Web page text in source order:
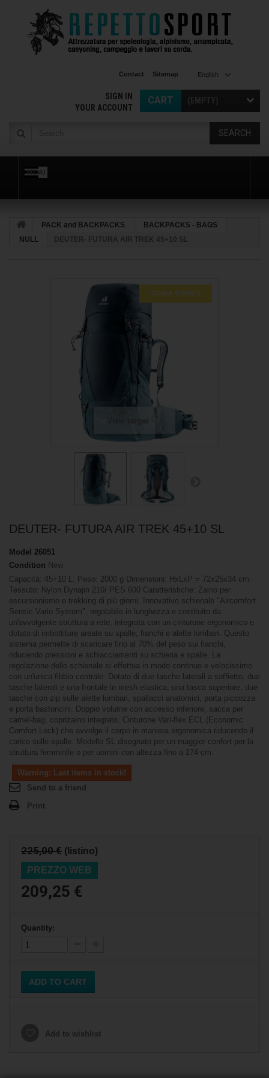
English
Contact Sitemap
CART
SIGN IN
YOUR ACCOUNT
SEARCH
MENU
PACK and BACKPACKS
BACKPACKS - BAGS
NULL
DEUTER- FUTURA AIR TREK 45+10 SL
SCALA SCONTI
DEUTER- FUTURA AIR TREK 45+10 SL
Model 26051
Condition New
Capacità: 45+10 L. Peso: 2000 g Dimensioni: HxLxP = 72x25x34 cm.
Tessuto: Nylon Dynajin 210/ PES 600 Caratteristiche: Zaino per
escursionismo e trekking di più giorni. Innovativo schienale "Aircomfort
Sensic Vario System", regolabile in lunghezza e costituito da
un'avvolgente struttura a rete, integrata con un cinturone ergonomico e
dotato di imbottiture areate su spalle, fianchi e alette lombari. Questo
sistema permette di scaricare fino al 70% del peso sui fianchi,
riducendo pressioni e schiacciamenti su schiena e spalle. La
regolazione dello schienale si effettua in modo continuo e velocissimo
con un'unica fibbia centrale. Dotato di due tasche laterali a soffietto, due
tasche laterali e una frontale in mesh elastica, una tasca superiore, due
tasche con zip sulle alette lombari, spallacci anatomici, porta piccozza
e porta bastoncini. Doppio volume con accesso inferiore, sacca per
camel-bag, coprizaino integrato. Cinturone Vari-flex ECL (Economic
Comfort Lock) che avvolge il corpo in maniera ergonomica riducendo il
carico sulle spalle. Modello SL disegnato per un maggior confort per la
struttura femminile o per uomini con altezza fino a 174 cm.
Warning: Last items in stock!
Send to a friend
Print
225,00 € (listino)
PREZZO WEB
209,25 €
Quantity:
ADD TO CART
Add to wishlist